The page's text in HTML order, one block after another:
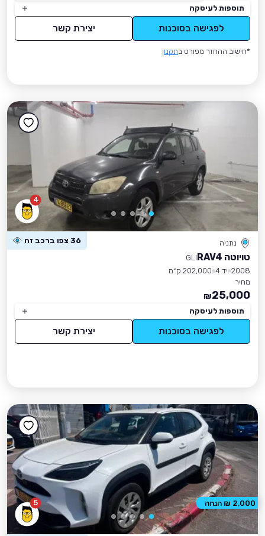
תוספות לעיסקה
לפגישה בסוכנות יצירת קשר
*חישוב ההחזר מפורט בתקנון
4
נתניה 36 צפו ברכב זה
טויוטה RAV4
GLI
2008 יד 4
202,000 ק״מ
מחיר
25,000
₪
תוספות לעיסקה
לפגישה בסוכנות יצירת קשר
5 2,000 ₪ הנחה